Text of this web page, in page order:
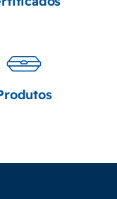
Produtos